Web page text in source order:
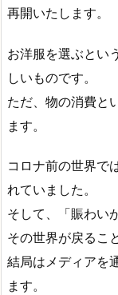
再開いたします。
お洋服を選ぶとい
しいものです。
ただ、物の消費と
ます。
コロナ前の世界で
れていました。
そして、「賑わい
その世界が戻るこ
結局はメディアを
ます。